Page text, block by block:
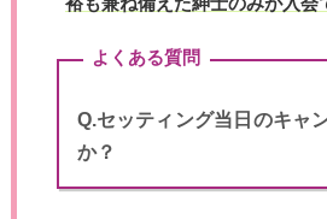
裕も兼ね備えた紳士のみが入会
よくある質問
Q.セッティング当日のキャ
か？